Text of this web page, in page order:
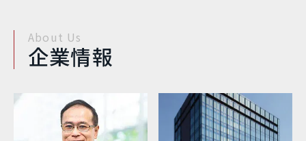
About Us
企業情報